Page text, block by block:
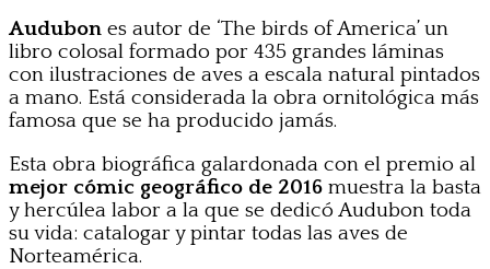
Audubon es autor de ‘The birds of America’ un
libro colosal formado por 435 grandes láminas
con ilustraciones de aves a escala natural pintados
a mano. Está considerada la obra ornitológica más
famosa que se ha producido jamás.
Esta obra biográfica galardonada con el premio al
mejor cómic geográfico de 2016 muestra la basta
y hercúlea labor a la que se dedicó Audubon toda
su vida: catalogar y pintar todas las aves de
Norteamérica.